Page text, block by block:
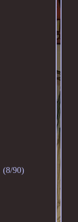
(8/90)